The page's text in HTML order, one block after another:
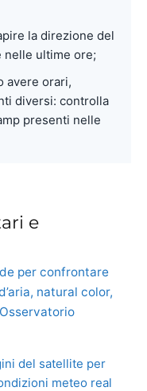
la direzione del
nelle ultime ore;
avere orari,
diversi: controlla
presenti nelle
e
per confrontare
natural color,
del satellite per
meteo real